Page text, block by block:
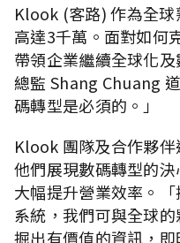
Klook (客路) 作為全
高達3千萬。面對如何
帶領企業繼續全球化
總監 Shang Chuang
碼轉型是必須的。」
Klook 團隊及合作夥伴
他們展現數碼轉型的
大幅提升營業效率。
系統，我們可與全球
掘出有價值的資訊，